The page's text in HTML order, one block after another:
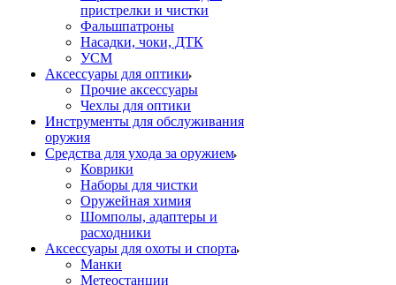
пристрелки и чистки
Фальшпатроны
Насадки, чоки, ДТК
УСМ
Аксессуары для оптики
Прочие аксессуары
Чехлы для оптики
Инструменты для обслуживания
оружия
Средства для ухода за оружием
Коврики
Наборы для чистки
Оружейная химия
Шомполы, адаптеры и
расходники
Аксессуары для охоты и спорта
Манки
Метеостанции